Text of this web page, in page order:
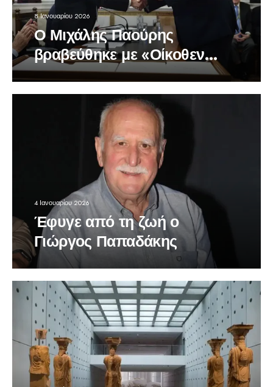
8 Ιανουαρίου 2026
Ο Μιχάλης Παούρης
βραβεύθηκε με «Οίκοθεν
Βραβείο»
4 Ιανουαρίου 2026
Έφυγε από τη ζωή ο
Γιώργος Παπαδάκης